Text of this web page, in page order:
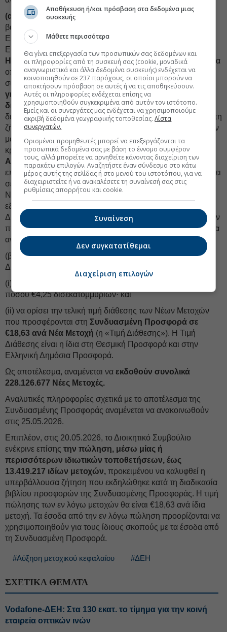
(α) Η αύξηση μετοχικού κεφαλαίου
βασικές επενδύσεις (cornerstone investments) από το
Ελληνικό Δημόσιο (εκπροσωπούμενο από τον Υπουργό
Εθνικής Οικονομίας και Οικονομικών) και την
Aeolus
Holdings S.à r.l. (οντότητα ανήκουσα σε κεφάλαια (funds) τα
οποία συμβουλεύει ηCVC Advisers Greece Μ.Α.Ε. ή/και
συνδεδεμένες με αυτήν εταιρείες), οι οποίεςεγγράφηκαν
για περίπου €1,3 δισεκατομμύρια και €1,2
δισεκατομμύρια, αντίστοιχα.Πέραν των βασικών
δεσμεύσεων, η προσφορά προσέλκυσε σημαντική πρόσθετη
ζήτηση τύπου anchor από πλήθος παγκόσμιων, κορυφαίων
μακροπρόθεσμων θεσμικών επενδυτών, καθώς και
κρατικών επενδυτικών ταμείων, όπως ηQatar Investment
Authority (QIA) και ηK Group Capital Partners(το
επενδυτικό ταμείο υποστηριζόμενο από την QIA που εστιάζει
σε επενδυτικές δραστηριότητες στην Ελλάδα). Τελικά, οι
Νέες Μετοχές που προσφέρθηκαν στην αγορά (δηλ.
εξαιρουμένων των ανέκκλητων δεσμεύσεων του Ελληνικού
Δημοσίου και της Aeolus Holdings S.à r.l.) υπερκαλύφθηκαν
πολλαπλώς, με το μεγαλύτερο μέρος των Νέων Μετοχών να
αναμένεται να κατανεμηθεί σε υφιστάμενους μετόχους.
(β) Βάσει της ανωτέρω ζήτησης, στις 20.05.2026, το
Διοικητικό Συμβούλιο της Εταιρείας αποφάσισε:
(i) να αποδεχθεί προσφορές για Νέες Μετοχές συνολικού
ποσού €4,25 δισεκατομμυρίων· και
(ii) να ορίσει την τελική τιμή διάθεσης των Νέων Μετοχών
που προσφέρονται στη Συνδυασμένη Προσφορά σε
€18,63 ανά Νέα Μετοχή (η «Τιμή Διάθεσης»). Η Τιμή
Διάθεσης είναι η ίδια στη Θεσμική Προσφορά και στην
Ελληνική Δημόσια Προσφορά.
Ως αποτέλεσμα, αναμένεται να εκδοθούν συνολικά
228.126.677 Νέες Μετοχές.
Αναλυτικές πληροφορίες σχετικά με το αποτέλεσμα της
Συνδυασμένης Προσφοράς αναμένεται να ανακοινωθούν
στις 25.05.2026.
Επιπλέον, στις 20.05.2026, το Διοικητικό Συμβούλιο
ενέκρινε επίσης την πώληση, μέσω μίας ή
περισσότερων ιδιωτικών τοποθετήσεων, έως
13.419.217 ιδίων μετοχών, προκειμένου να καλυφθεί η
υπερβάλλουσα ζήτηση που εκδηλώθηκε κατά τη διαδικασία
βιβλίου προσφορών της Συνδυασμένης Προσφοράς. Η τιμή
πώλησης των εν λόγω μετοχών θα είναι €18,63 ανά ίδια
μετοχή. Τα έσοδα από την εν λόγω πώληση προορίζονται να
χρησιμοποιηθούν για τους ίδιους σκοπούς με τα έσοδα από
τη Συνδυασμένη Προσφορά.
#Αύξηση μετοχικού κεφαλαίου #ΔΕΗ
ΣΧΕΤΙΚΑ ΘΕΜΑΤΑ
Vodafone-ΔΕΗ: Στα 130 εκατ. το τίμημα για την κοινή
εταιρεία οπτικών ινών
Αποθήκευση ή/και πρόσβαση στα δεδομένα μιας
συσκευής
Μάθετε περισσότερα
Θα γίνει επεξεργασία των προσωπικών σας δεδομένων και
οι πληροφορίες από τη συσκευή σας (cookie, μοναδικά
αναγνωριστικά και άλλα δεδομένα συσκευής) ενδέχεται να
κοινοποιηθούν σε 237 παρόχους, οι οποίοι μπορούν να
αποκτήσουν πρόσβαση σε αυτές ή να τις αποθηκεύσουν.
Αυτές οι πληροφορίες ενδέχεται επίσης να
χρησιμοποιηθούν συγκεκριμένα από αυτόν τον ιστότοπο.
Εμείς και οι συνεργάτες μας ενδέχεται να χρησιμοποιούμε
ακριβή δεδομένα γεωγραφικής τοποθεσίας.Λίστα
συνεργατών.
Ορισμένοι προμηθευτές μπορεί να επεξεργάζονται τα
προσωπικά δεδομένα σας με βάση το έννομο συμφέρον
τους, αλλά μπορείτε να αρνηθείτε κάνοντας διαχείριση των
παρακάτω επιλογών. Αναζητήστε έναν σύνδεσμο στο κάτω
μέρος αυτής της σελίδας ή στο μενού του ιστοτόπου, για να
διαχειριστείτε ή να ανακαλέσετε τη συναίνεσή σας στις
ρυθμίσεις απορρήτου και cookie.
Συναίνεση
Δεν συγκατατίθεμαι
Διαχείριση επιλογών